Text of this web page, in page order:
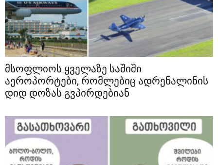
მსოფლიოს ყველაზე საშიში
აეროპორტები, რომლებიც ადრენალინის
დიდ დოზას გვპირდებიან